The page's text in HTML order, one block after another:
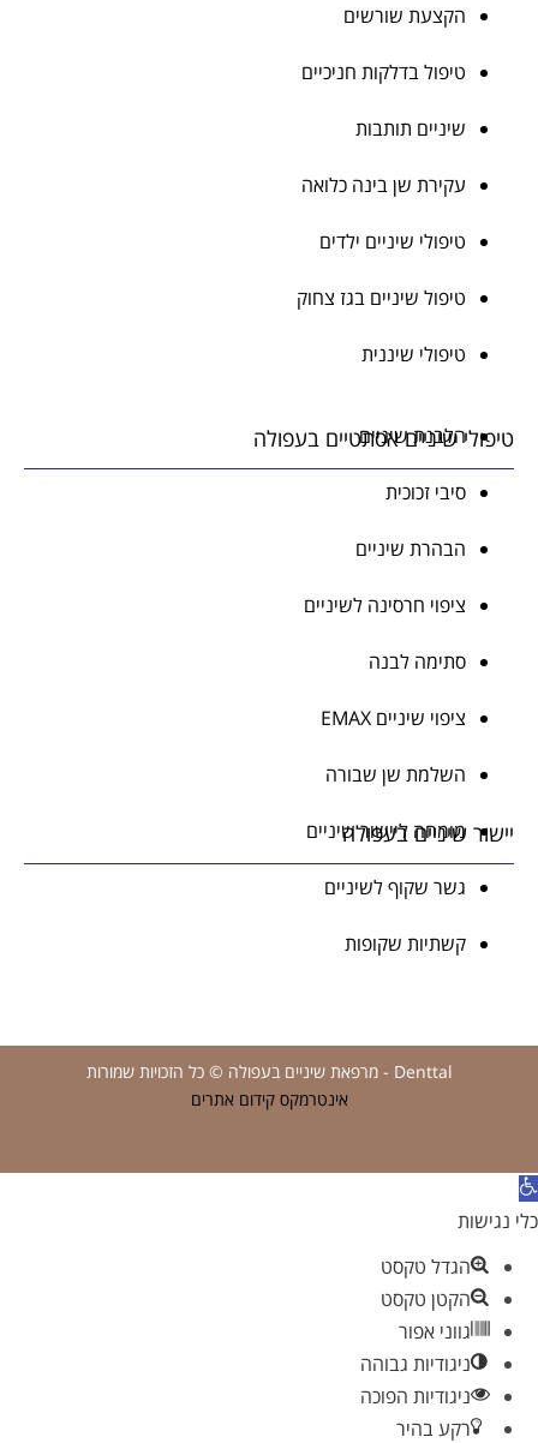
הקצעת שורשים
טיפול בדלקות חניכיים
שיניים תותבות
עקירת שן בינה כלואה
טיפולי שיניים ילדים
טיפול שיניים בגז צחוק
טיפולי שיננית
טיפולי שיניים אסתטיים בעפולה
הלבנת שיניים
סיבי זכוכית
הבהרת שיניים
ציפוי חרסינה לשיניים
סתימה לבנה
ציפוי שיניים EMAX
השלמת שן שבורה
יישור שיניים בעפולה
מומחה ליישור שיניים
גשר שקוף לשיניים
קשתיות שקופות
Denttal - מרפאת שיניים בעפולה © כל הזכויות שמורות
אינטרמקס קידום אתרים
פתח
סרגל
כלי נגישות
הגדל טקסט
הקטן טקסט
גווני אפור
ניגודיות גבוהה
ניגודיות הפוכה
רקע בהיר